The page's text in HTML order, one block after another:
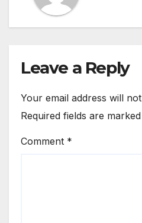
Leave a Reply
Your email address will
Required fields are marked
Comment *